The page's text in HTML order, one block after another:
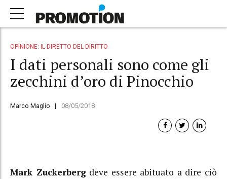
OPINIONE: IL DIRETTO DEL DIRITTO
I dati personali sono come gli
zecchini d’oro di Pinocchio
Marco Maglio 08/05/2018
Mark Zuckerbergdeve essere abituato a dire ciò